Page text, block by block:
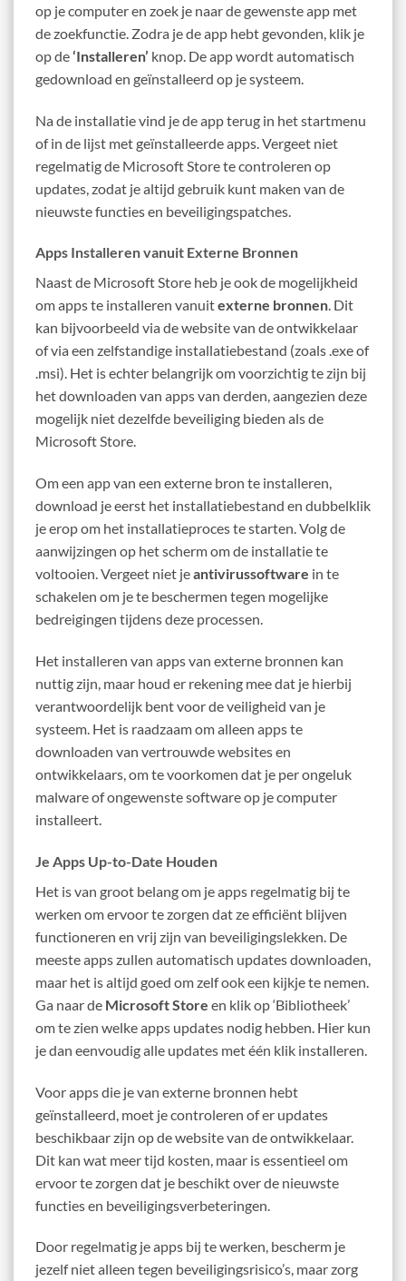
op je computer en zoek je naar de gewenste app met
de zoekfunctie. Zodra je de app hebt gevonden, klik je
op de‘Installeren’ knop. De app wordt automatisch
gedownload en geïnstalleerd op je systeem.
Na de installatie vind je de app terug in het startmenu
of in de lijst met geïnstalleerde apps. Vergeet niet
regelmatig de Microsoft Store te controleren op
updates, zodat je altijd gebruik kunt maken van de
nieuwste functies en beveiligingspatches.
Apps Installeren vanuit Externe Bronnen
Naast de Microsoft Store heb je ook de mogelijkheid
om apps te installeren vanuitexterne bronnen. Dit
kan bijvoorbeeld via de website van de ontwikkelaar
of via een zelfstandige installatiebestand (zoals .exe of
.msi). Het is echter belangrijk om voorzichtig te zijn bij
het downloaden van apps van derden, aangezien deze
mogelijk niet dezelfde beveiliging bieden als de
Microsoft Store.
Om een app van een externe bron te installeren,
download je eerst het installatiebestand en dubbelklik
je erop om het installatieproces te starten. Volg de
aanwijzingen op het scherm om de installatie te
voltooien. Vergeet niet jeantivirussoftware in te
schakelen om je te beschermen tegen mogelijke
bedreigingen tijdens deze processen.
Het installeren van apps van externe bronnen kan
nuttig zijn, maar houd er rekening mee dat je hierbij
verantwoordelijk bent voor de veiligheid van je
systeem. Het is raadzaam om alleen apps te
downloaden van vertrouwde websites en
ontwikkelaars, om te voorkomen dat je per ongeluk
malware of ongewenste software op je computer
installeert.
Je Apps Up-to-Date Houden
Het is van groot belang om je apps regelmatig bij te
werken om ervoor te zorgen dat ze efficiënt blijven
functioneren en vrij zijn van beveiligingslekken. De
meeste apps zullen automatisch updates downloaden,
maar het is altijd goed om zelf ook een kijkje te nemen.
Ga naar de Microsoft Store en klik op ‘Bibliotheek’
om te zien welke apps updates nodig hebben. Hier kun
je dan eenvoudig alle updates met één klik installeren.
Voor apps die je van externe bronnen hebt
geïnstalleerd, moet je controleren of er updates
beschikbaar zijn op de website van de ontwikkelaar.
Dit kan wat meer tijd kosten, maar is essentieel om
ervoor te zorgen dat je beschikt over de nieuwste
functies en beveiligingsverbeteringen.
Door regelmatig je apps bij te werken, bescherm je
jezelf niet alleen tegen beveiligingsrisico’s, maar zorg